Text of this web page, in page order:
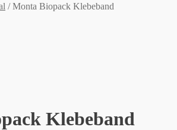
/Monta Biopack Klebeband
Klebeband